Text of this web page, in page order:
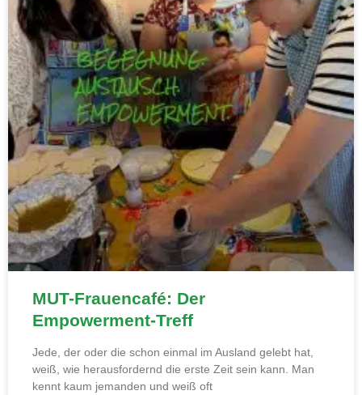
MUT-Frauencafé: Der
Empowerment-Treff
Jede, der oder die schon einmal im Ausland gelebt hat,
weiß, wie herausfordernd die erste Zeit sein kann. Man
kennt kaum jemanden und weiß oft